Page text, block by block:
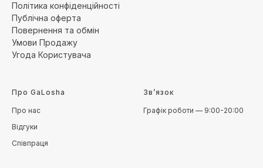
Політика конфіденційності
Публічна оферта
Повернення та обмін
Умови Продажу
Угода Користувача
Про GaLosha
Про нас
Відгуки
Співпраця
Зв’язок
Графік роботи — 9:00-20:00